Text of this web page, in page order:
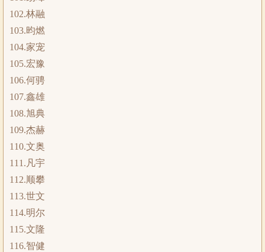
102.林融
103.昀燃
104.家宠
105.宏豫
106.何骋
107.鑫雄
108.旭典
109.杰赫
110.文奥
111.凡宇
112.顺攀
113.世文
114.明尔
115.文隆
116.智健